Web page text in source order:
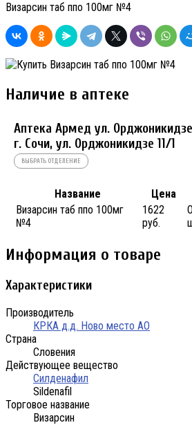
Визарсин таб ппо 100мг №4
Наличие в аптеке
Аптека Армед ул. Орджоникидзе
г. Сочи, ул. Орджоникидзе 11/1
ВЫБРАТЬ ОТДЕЛЕНИЕ
Название Цена
Визарсин таб ппо 100мг
№4
1622
руб.
Информация о товаре
Характеристики
Производитель
КРКА д.д. Ново место АО
Страна
Словения
Действующее вещество
Силденафил
Sildenafil
Торговое название
Визарсин